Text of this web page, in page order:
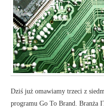
Dziś już omawiamy trzeci z
programu Go To Brand. Branża